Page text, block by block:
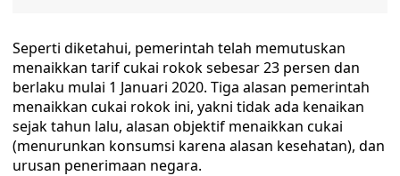
Seperti diketahui, pemerintah telah memutuskan
menaikkan tarif cukai rokok sebesar 23 persen dan
berlaku mulai 1 Januari 2020. Tiga alasan pemerintah
menaikkan cukai rokok ini, yakni tidak ada kenaikan
sejak tahun lalu, alasan objektif menaikkan cukai
(menurunkan konsumsi karena alasan kesehatan), dan
urusan penerimaan negara.